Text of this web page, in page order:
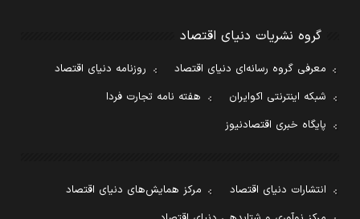
گروه نشریات دنیای اقتصاد
معرفی گروه رسانه‌ای دنیای اقتصاد
روزنامه دنیای اقتصاد
شبکه اینترنتی اکوایران
هفته نامه تجارت فردا
پایگاه خبری اقتصادنیوز
انتشارات دنیای اقتصاد
مرکز همایش‌های دنیای اقتصاد